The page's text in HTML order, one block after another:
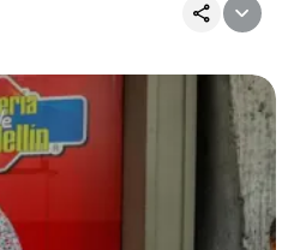
millones de premios entre sus
Noticia